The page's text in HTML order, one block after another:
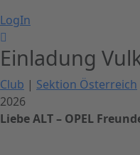
LogIn
Einladung
Club | Sektion Österreich
2026
Liebe ALT – OPEL